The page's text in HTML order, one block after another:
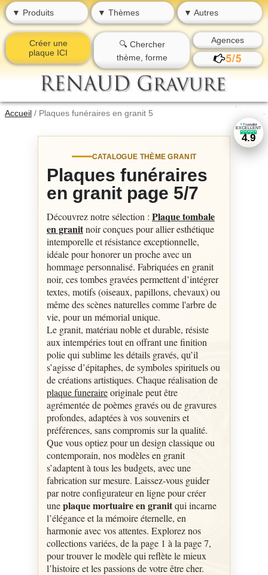
▼ Produits ▼ Thèmes ▼ Autres
Créer une
plaque ICI
🔍 Chercher
thème, forme
Agences
Accueil / Plaques funéraires en granit 5
★
★
★
★ Trustpilot
EXCELLENT
★ ★ ★ ★ ★
4.9
CATALOGUE THÈME GRANIT
Plaques funéraires
en granit page 5/7
Découvrez notre sélection : Plaque tombale
en granitnoir conçues pour allier esthétique
intemporelle et résistance exceptionnelle,
idéale pour honorer un proche avec un
hommage personnalisé. Fabriquées en granit
noir, ces tombes gravées permettent d’intégrer
textes, motifs (oiseaux, papillons, chevaux) ou
même des scènes naturelles comme l'arbre de
vie, pour un mémorial unique.
Le granit, matériau noble et durable, résiste
aux intempéries tout en offrant une finition
polie qui sublime les détails gravés, qu’il
s’agisse d’épitaphes, de symboles spirituels ou
de créations artistiques. Chaque réalisation de
plaque funeraireoriginale peut être
agrémentée de poèmes gravés ou de gravures
profondes, adaptées à vos souvenirs et
préférences, sans compromis sur la qualité.
Que vous optiez pour un design classique ou
contemporain, nos modèles en granit
s’adaptent à tous les budgets, avec une
fabrication sur mesure. Laissez-vous guider
par notre configurateur en ligne pour créer
uneplaque mortuaire en granitqui incarne
l’élégance et la mémoire éternelle, en
harmonie avec vos attentes. Explorez nos
collections variées, de la page 1 à la page 7,
pour trouver le modèle qui reflète le mieux
l’histoire et les passions de votre être cher.